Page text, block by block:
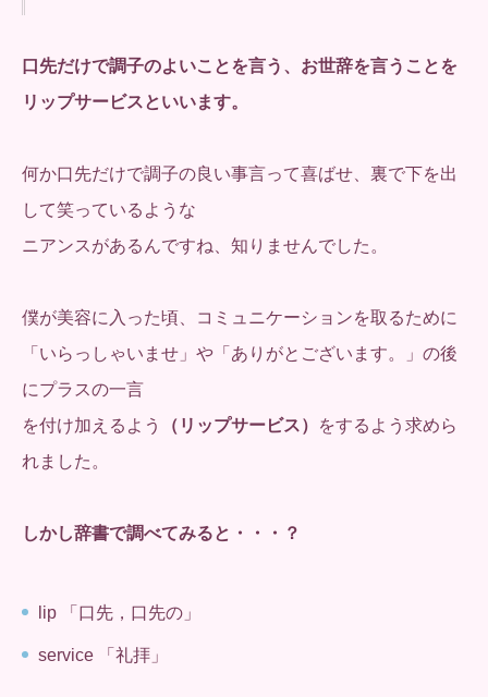
口先だけで調子のよいことを言う、お世辞を言うことを
リップサービスといいます。
何か口先だけで調子の良い事言って喜ばせ、裏で下を出
して笑っているような
ニアンスがあるんですね、知りませんでした。
僕が美容に入った頃、コミュニケーションを取るために
「いらっしゃいませ」や「ありがとございます。」の後
にプラスの一言
を付け加えるよう
（リップサービス）
をするよう求めら
れました。
しかし辞書で調べてみると・・・？
lip 「口先，口先の」
service 「礼拝」